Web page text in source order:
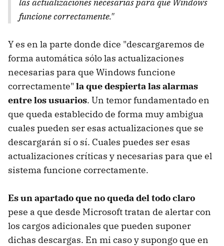
funcione correctamente."
Y es en la parte donde dice "descargaremos de
forma automática sólo las actualizaciones
necesarias para que Windows funcione
correctamente" la que despierta las alarmas
entre los usuarios. Un temor fundamentado en
que queda establecido de forma muy ambigua
cuales pueden ser esas actualizaciones que se
descargarán sí o sí. Cuales puedes ser esas
actualizaciones críticas y necesarias para que el
sistema funcione correctamente.
Es un apartado que no queda del todo claro
pese a que desde Microsoft tratan de alertar con
los cargos adicionales que pueden suponer
dichas descargas. En mi caso y supongo que en